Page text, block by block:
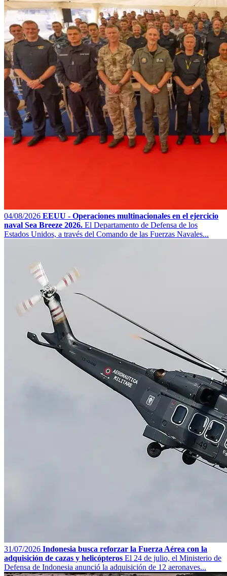
04/08/2026 EEUU - Operaciones multinacionales en el ejercicio
naval Sea Breeze 2026. El Departamento de Defensa de los
Estados Unidos, a través del Comando de las Fuerzas Navales...
31/07/2026 Indonesia busca reforzar la Fuerza Aérea con la
adquisición de cazas y helicópteros El 24 de julio, el Ministerio de
Defensa de Indonesia anunció la adquisición de 12 aeronaves...